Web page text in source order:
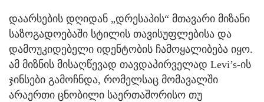
დაარსების დღიდან „დრესაპის“ მთავარი მიზანი
საზოგადოებაში სტილის თავისუფლებისა და
დამოუკიდებელი იდენტობის ჩამოყალიბება იყო.
ამ მიზნის მისაღწევად თავდაპირველად Levi’s-ის
ჯინსები გამოჩნდა, რომელსაც მომავალში
არაერთი ცნობილი საერთაშორისო თუ